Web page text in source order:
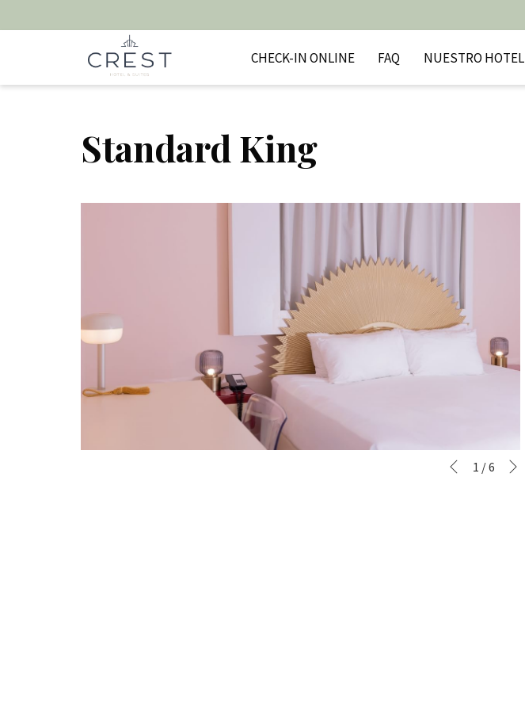
CHECK-IN ONLINE FAQ NUESTRO HOTEL
Standard King
Botones
AlAnterior
1 /6